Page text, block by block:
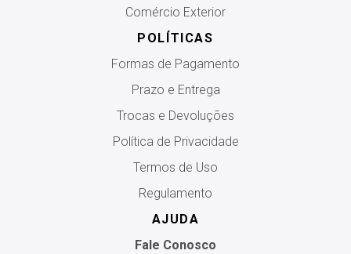
Comércio Exterior
POLÍTICAS
Formas de Pagamento
Prazo e Entrega
Trocas e Devoluções
Política de Privacidade
Termos de Uso
Regulamento
AJUDA
Fale Conosco